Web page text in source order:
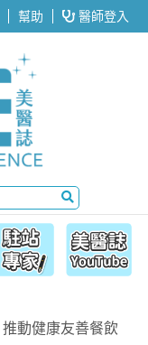
幫助 醫師登入
動健康友善餐飲